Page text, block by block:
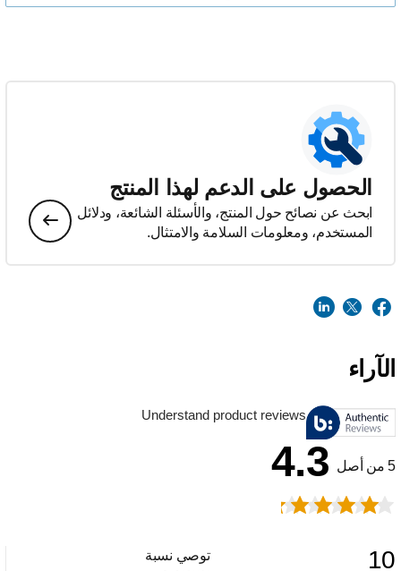
الحصول على الدعم لهذا المنتج
ابحث عن نصائح حول المنتج، والأسئلة الشائعة، ودلائل
المستخدم، ومعلومات السلامة والامتثال.
الآراء
Understand product reviews
5 من أصل 4.3
10 توصي نسبة